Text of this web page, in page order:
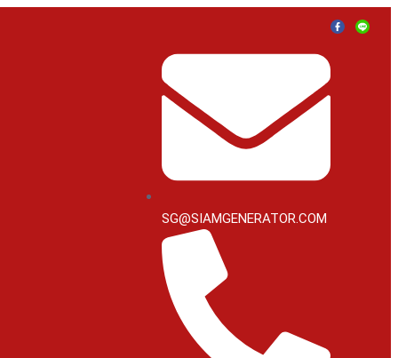
SG@SIAMGENERATOR.COM